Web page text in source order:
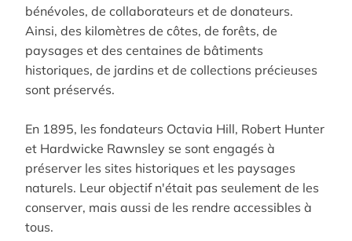
bénévoles, de collaborateurs et de donateurs.
Ainsi, des kilomètres de côtes, de forêts, de
paysages et des centaines de bâtiments
historiques, de jardins et de collections précieuses
sont préservés.
En 1895, les fondateurs Octavia Hill, Robert Hunter
et Hardwicke Rawnsley se sont engagés à
préserver les sites historiques et les paysages
naturels. Leur objectif n'était pas seulement de les
conserver, mais aussi de les rendre accessibles à
tous.